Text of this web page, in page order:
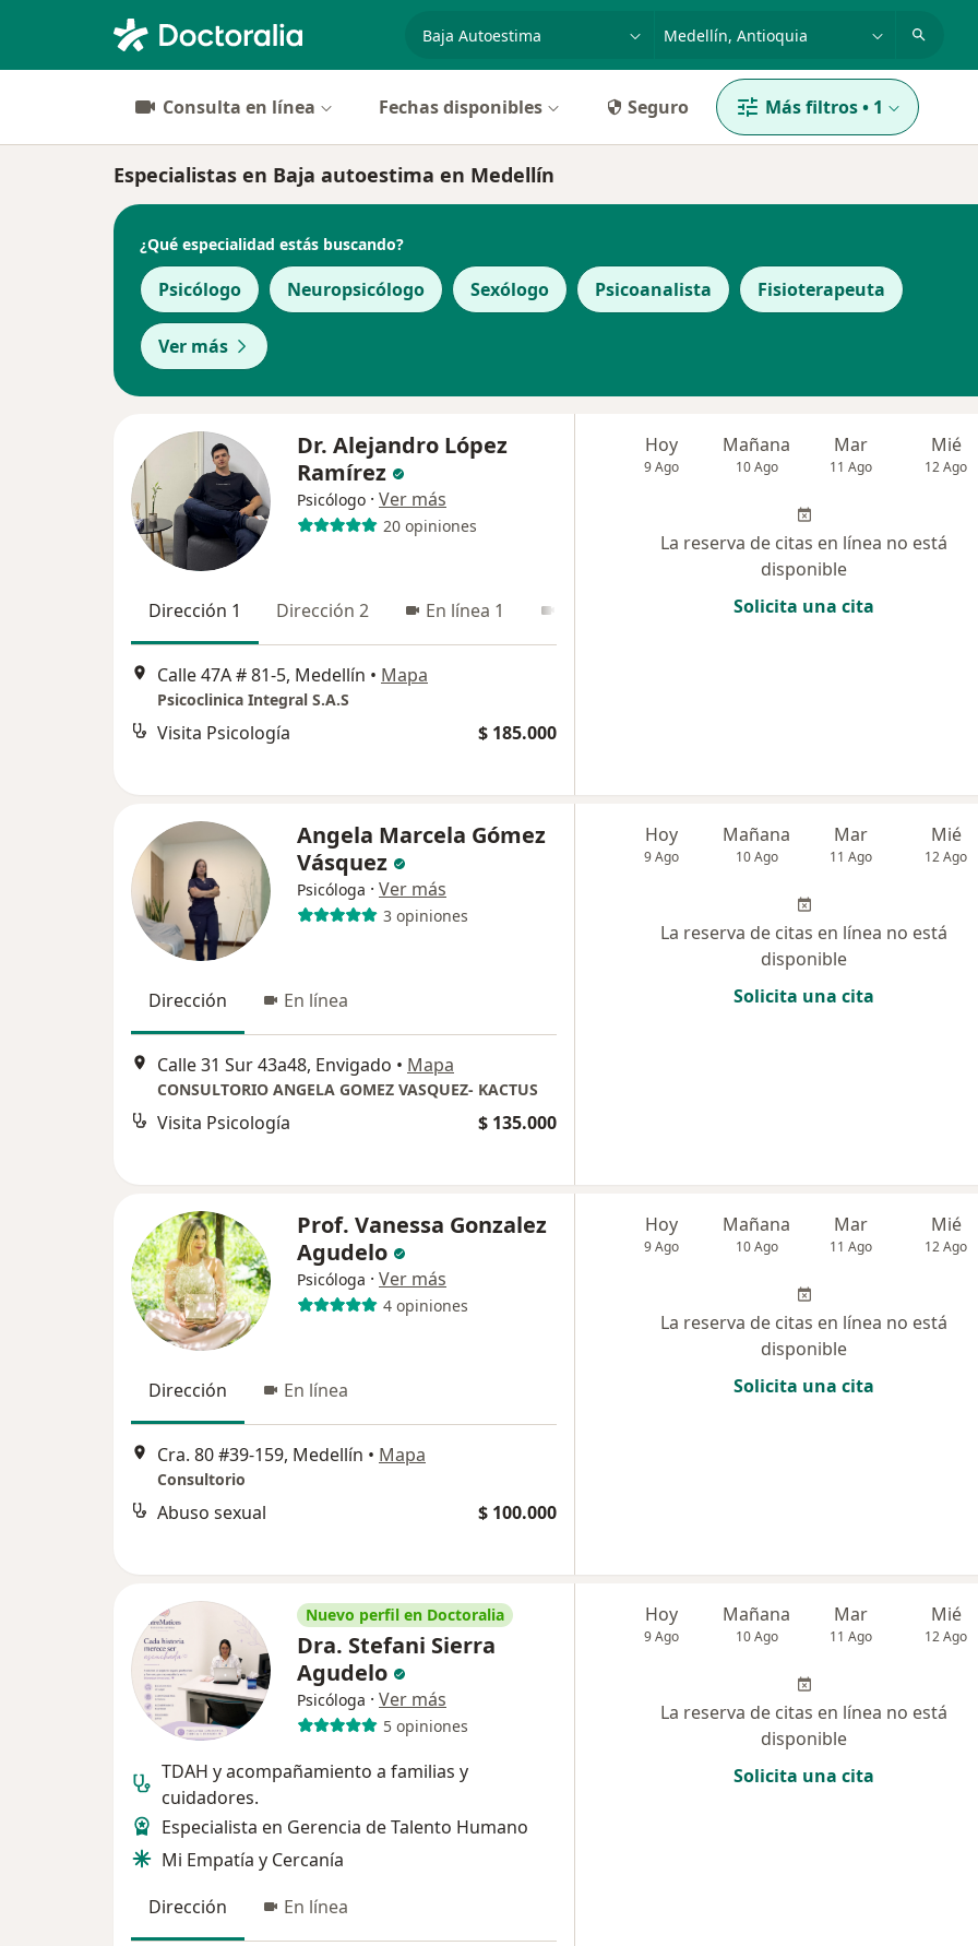
p. ej. Bogotá
Consulta en línea Fechas disponibles Seguro Más filtros• 1
Especialistas en Baja autoestima en Medellín
¿Qué especialidad estás buscando?
Psicólogo Neuropsicólogo Sexólogo Psicoanalista Fisioterapeuta
Ver más
Dr. Alejandro López
Ramírez
Psicólogo · Ver más
20 opiniones
Dirección 1 Dirección 2 En línea 1 En línea 3
Calle 47A # 81-5, Medellín • Mapa
Psicoclinica Integral S.A.S
Visita Psicología $ 185.000
Hoy
9 Ago
Mañana
10 Ago
Mar
11 Ago
Mié
12 Ago
La reserva de citas en línea no está
disponible
Solicita una cita
Angela Marcela Gómez
Vásquez
Psicóloga · Ver más
3 opiniones
Dirección En línea
Calle 31 Sur 43a48, Envigado • Mapa
CONSULTORIO ANGELA GOMEZ VASQUEZ- KACTUS
Visita Psicología $ 135.000
Hoy
9 Ago
Mañana
10 Ago
Mar
11 Ago
Mié
12 Ago
La reserva de citas en línea no está
disponible
Solicita una cita
Prof. Vanessa Gonzalez
Agudelo
Psicóloga · Ver más
4 opiniones
Dirección En línea
Cra. 80 #39-159, Medellín • Mapa
Consultorio
Abuso sexual $ 100.000
Hoy
9 Ago
Mañana
10 Ago
Mar
11 Ago
Mié
12 Ago
La reserva de citas en línea no está
disponible
Solicita una cita
Nuevo perfil en Doctoralia
Dra. Stefani Sierra
Agudelo
Psicóloga · Ver más
5 opiniones
TDAH y acompañamiento a familias y
cuidadores.
Especialista en Gerencia de Talento Humano
Mi Empatía y Cercanía
Dirección
En línea
Hoy
9 Ago
Mañana
10 Ago
Mar
11 Ago
Mié
12 Ago
La reserva de citas en línea no está
disponible
Solicita una cita